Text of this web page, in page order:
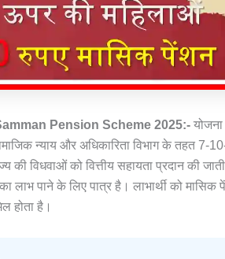
Pension Scheme 2025:-योजना
न्याय और अधिकारिता विभाग के तहत
की विधवाओं को वित्तीय सहायता प्रदान की
लाभ पाने के लिए पात्र है। लाभार्थी को मासिक
होता है।